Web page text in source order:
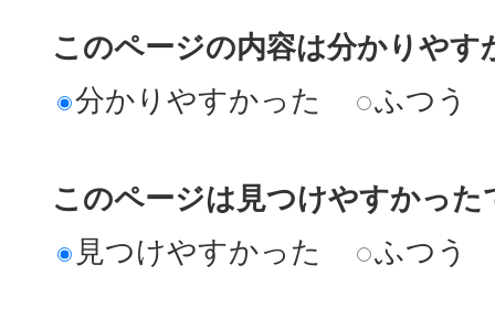
このページの内容は分かりやす
分かりやすかった
ふつう
このページは見つけやすかった
見つけやすかった
ふつう